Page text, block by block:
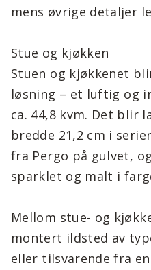
mens øvrige detaljer
Stue og kjøkken
Stuen og kjøkkenet
løsning – et luftig og
ca. 44,8 kvm. Det blir
bredde 21,2 cm i
fra Pergo på gulvet,
sparklet og malt i
Mellom stue- og
montert ildsted av
eller tilsvarende fra